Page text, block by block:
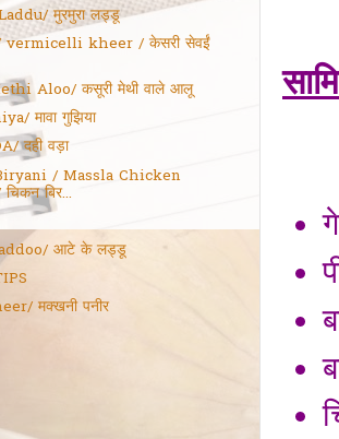
मुरमुरा लड्डू
vermicelli kheer / केसरी सेवईं
Aloo/ कसूरी मेथी वाले आलू
मावा गुझिया
दही वड़ा
/ Massla Chicken
बिर...
आटे के लड्डू
मक्खनी पनीर